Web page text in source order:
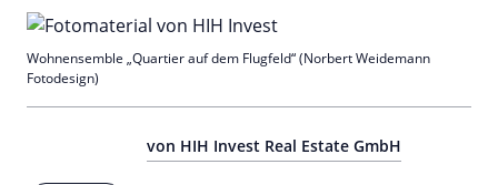
von HIH Invest Real Estate GmbH
Wohnensemble „Quartier auf dem Flugfeld“ (Norbert Weidemann
Fotodesign)